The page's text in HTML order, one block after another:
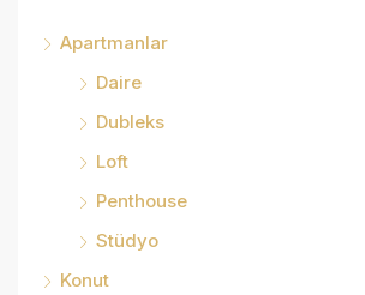
Apartmanlar
Daire
Dubleks
Loft
Penthouse
Stüdyo
Konut